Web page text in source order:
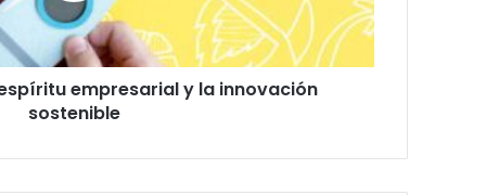
empresarial y la innovación
sostenible